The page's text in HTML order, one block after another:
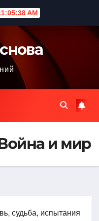
AM
и мир
судьба, испытания